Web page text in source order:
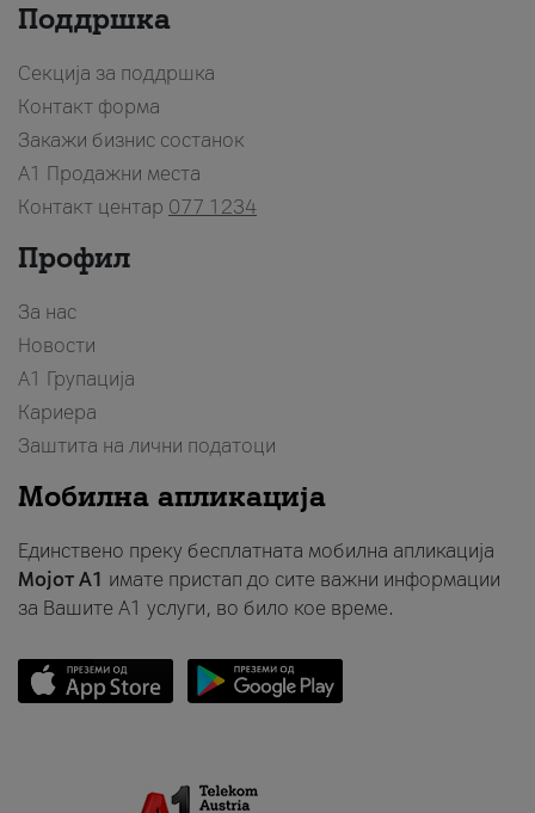
Поддршка
Секција за поддршка
Контакт форма
Закажи бизнис состанок
A1 Продажни места
Контакт центар 077 1234
Профил
За нас
Новости
А1 Групација
Кариера
Заштита на лични податоци
Мобилна апликација
Единствено преку бесплатната мобилна апликација
Мојот A1 имате пристап до сите важни информации
за Вашите A1 услуги, во било кое време.